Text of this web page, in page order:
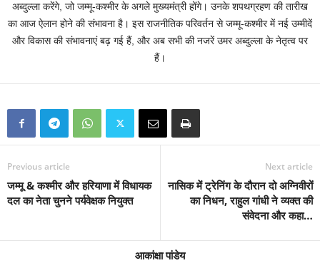
अब्दुल्ला करेंगे, जो जम्मू-कश्मीर के अगले मुख्यमंत्री होंगे। उनके शपथग्रहण की तारीख
का आज ऐलान होने की संभावना है। इस राजनीतिक परिवर्तन से जम्मू-कश्मीर में नई उम्मीदें
और विकास की संभावनाएं बढ़ गई हैं, और अब सभी की नजरें उमर अब्दुल्ला के नेतृत्व पर
हैं।
Previous article
जम्मू & कश्मीर और हरियाणा में विधायक
दल का नेता चुनने पर्यवेक्षक नियुक्त
Next article
नासिक में ट्रेनिंग के दौरान दो अग्निवीरों
का निधन, राहुल गांधी ने व्यक्त की
संवेदना और कहा…
आकांक्षा पांडेय